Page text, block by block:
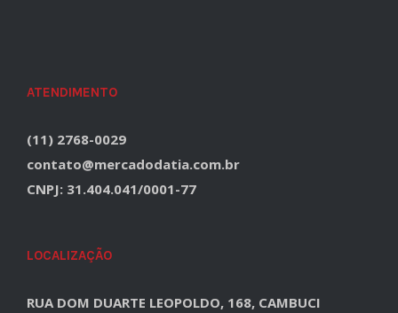
ATENDIMENTO
(11) 2768-0029
contato@mercadodatia.com.br
CNPJ: 31.404.041/0001-77
LOCALIZAÇÃO
RUA DOM DUARTE LEOPOLDO, 168, CAMBUCI